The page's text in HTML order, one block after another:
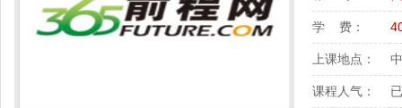
学 费：
上课地点：
课程人气：